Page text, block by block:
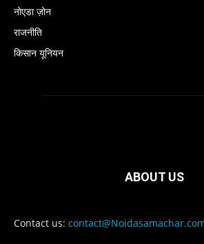
नोएडा ज़ोन
राजनीति
किसान यूनियन
ABOUT US
Contact us: